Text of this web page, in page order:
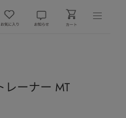
レーナー MT